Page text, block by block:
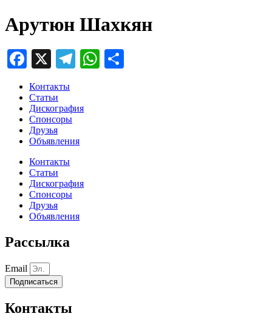
Арутюн Шахкян
Facebook
X Telegram
WhatsApp
Контакты
Статьи
Дискография
Спонсоры
Друзья
Объявления
Контакты
Статьи
Дискография
Спонсоры
Друзья
Объявления
Рассылка
Email
Подписаться
Контакты